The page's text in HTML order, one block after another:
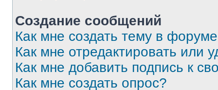
Создание сообщений
Как мне создать тему в
Как мне отредактировать или
Как мне добавить подпись к
Как мне создать опрос?